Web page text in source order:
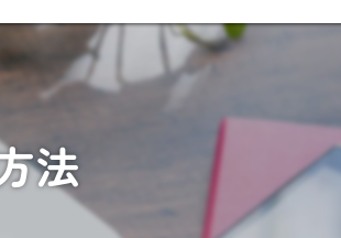
戸建て
マンション
土地法